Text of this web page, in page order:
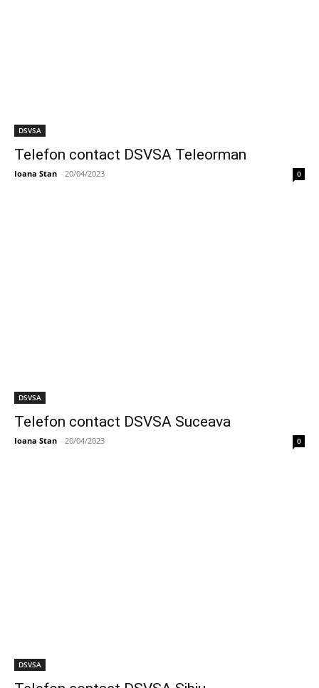
DSVSA
Telefon contact DSVSA Teleorman
Ioana Stan - 20/04/2023 0
DSVSA
Telefon contact DSVSA Suceava
Ioana Stan - 20/04/2023 0
DSVSA